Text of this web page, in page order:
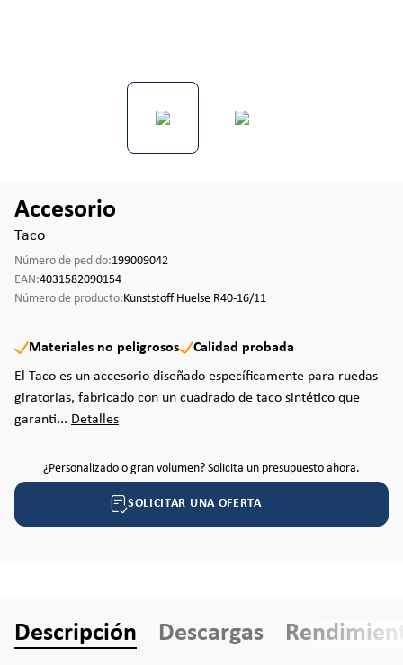
Accesorio
Taco
Número de pedido:199009042
EAN:4031582090154
Número de producto:Kunststoff Huelse R40-16/11
Materiales no peligrosos
Calidad probada
El Taco es un accesorio diseñado específicamente para ruedas
giratorias, fabricado con un cuadrado de taco sintético que
garanti... Detalles
¿Personalizado o gran volumen? Solicita un presupuesto ahora.
SOLICITAR UNA OFERTA
Descripción Descargas